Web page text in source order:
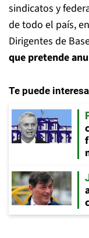
sindicatos y
de todo el país,
Dirigentes de
que pretende
Te puede